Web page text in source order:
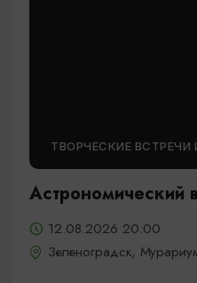
ТВОРЧЕСКИЕ ВСТРЕЧИ
Астрономический
12.08.2026 20:00
Зеленоградск,